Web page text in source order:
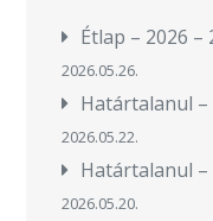
Étlap – 2026 –
2026.05.26.
Határtalanul –
2026.05.22.
Határtalanul –
2026.05.20.